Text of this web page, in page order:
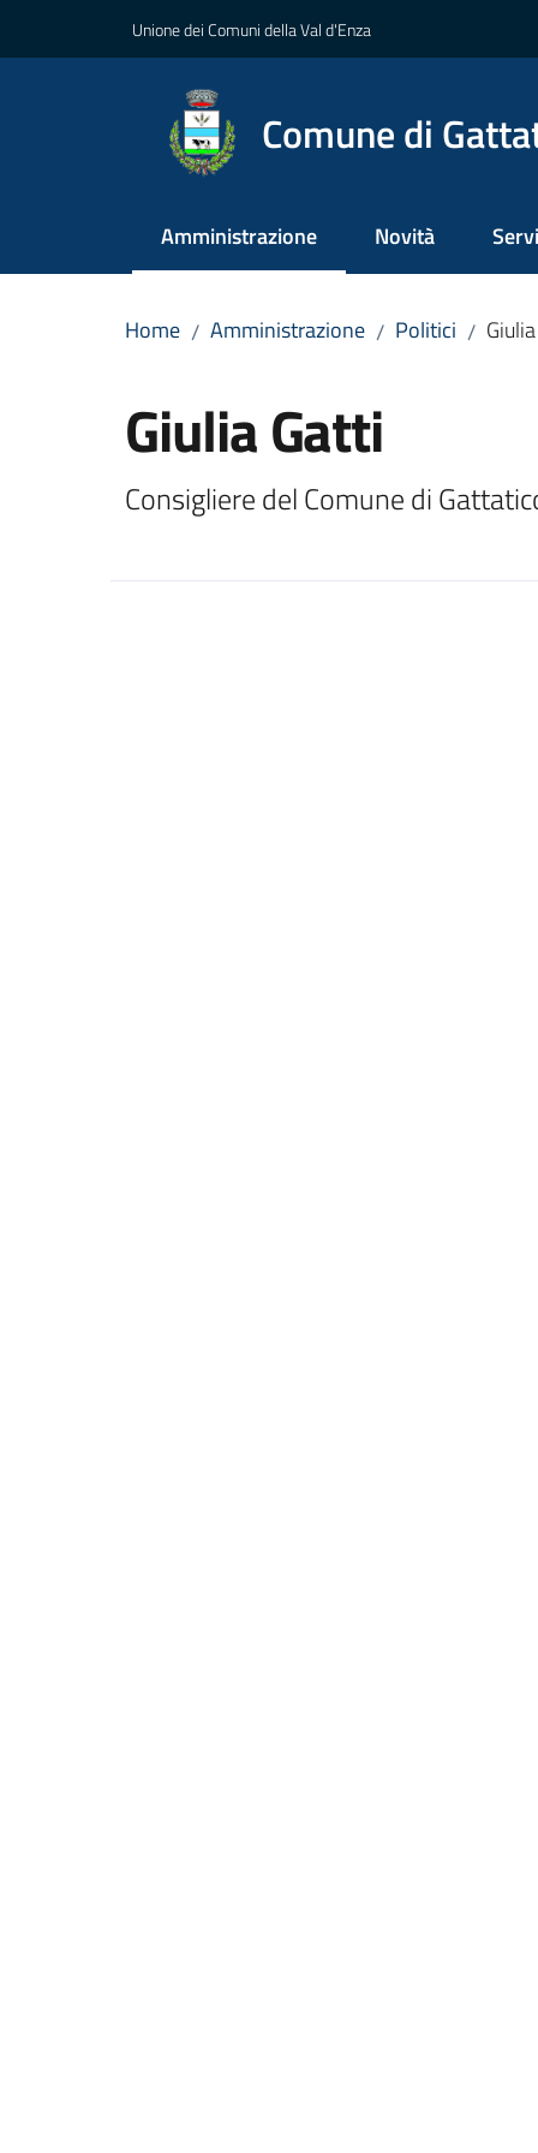
Unione dei Comuni della Val d'Enza
Comune di
Amministrazione
Menu selezionato Novità
Home / Amministrazione / Politici /
Giulia Gatti
Consigliere del Comune di